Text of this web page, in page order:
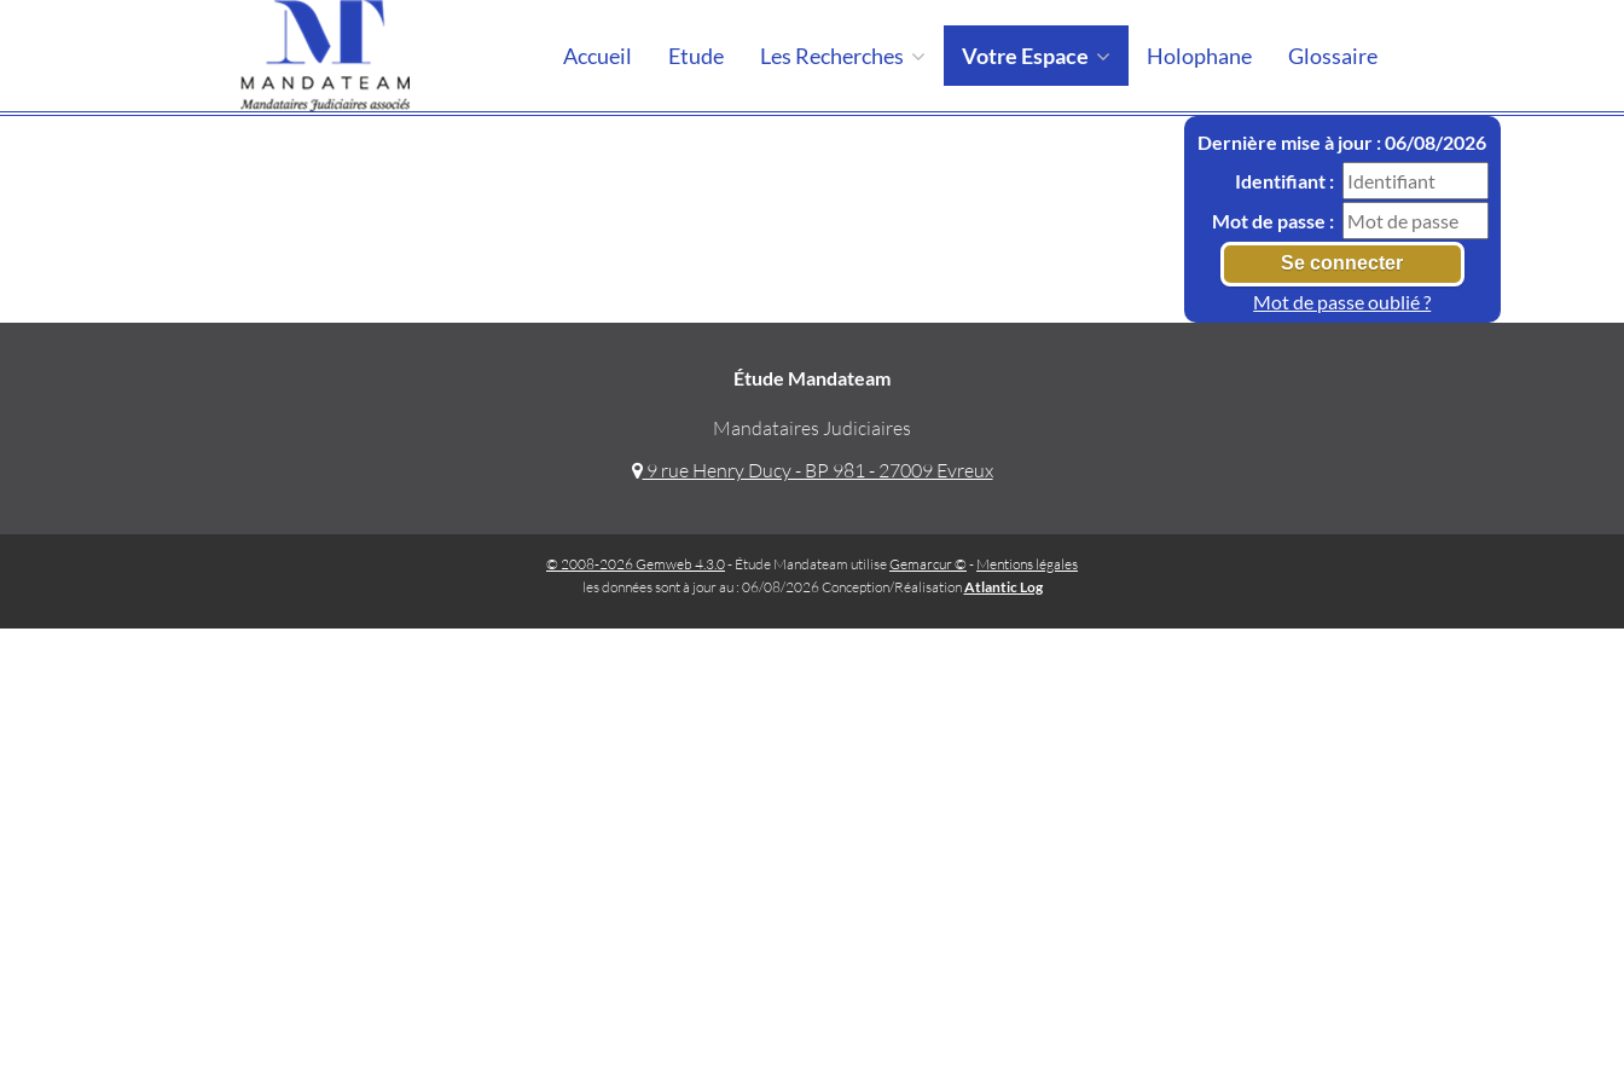
Accueil Etude Les Recherches Votre Espace Holophane Glossaire
Dernière mise à jour : 06/08/2026
Identifiant :
Mot de passe :
Mot de passe oublié ?
Étude Mandateam
Mandataires Judiciaires
9 rue Henry Ducy - BP 981 - 27009 Evreux
© 2008-2026 Gemweb 4.3.0- Étude Mandateam utiliseGemarcur © - Mentions légales
les données sont à jour au : 06/08/2026 Conception/RéalisationAtlantic Log